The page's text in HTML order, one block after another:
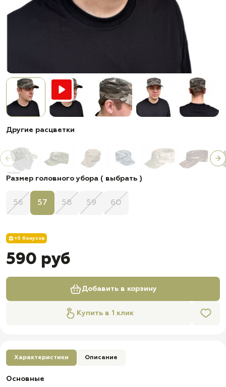
Другие расцветки
Размер головного убора ( выбрать )
56 57 58 59 60
+5 бонусов
590 руб
Добавить в корзину
Купить в 1 клик
Характеристики Описание
Основные